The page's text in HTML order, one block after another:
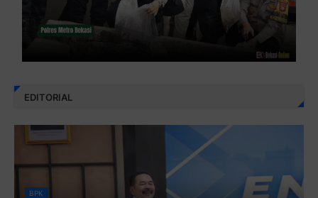
EDITORIAL
BPK